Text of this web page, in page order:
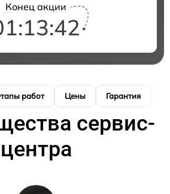
Конец акции
работ Цены Гарантия
сервис-
центра